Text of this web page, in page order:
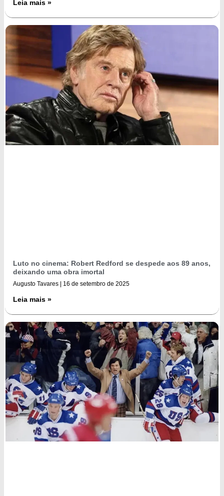
Leia mais »
Luto no cinema: Robert Redford se despede aos 89 anos,
deixando uma obra imortal
Augusto Tavares 16 de setembro de 2025
Leia mais »